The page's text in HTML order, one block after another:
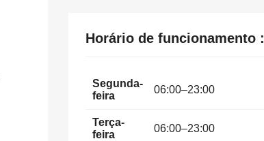
Horário de funcionamento :
Segunda-
feira
06:00–23:00
Terça-
feira
06:00–23:00